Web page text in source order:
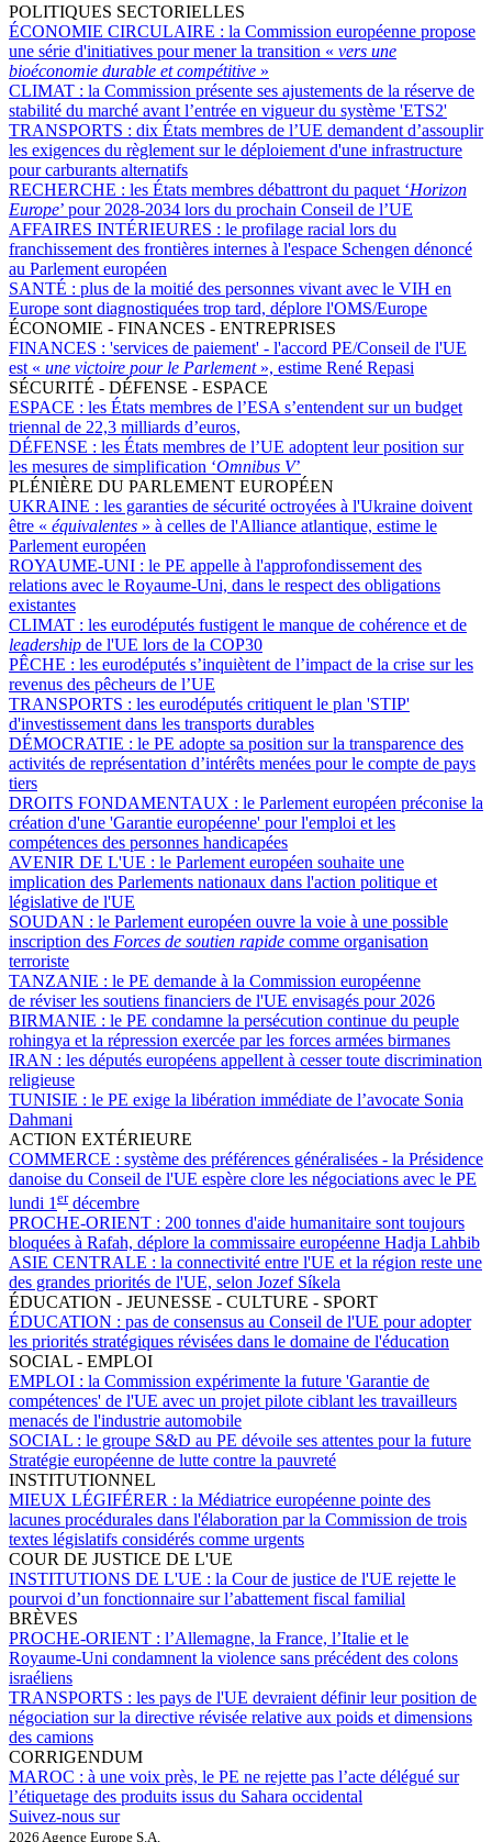
POLITIQUES SECTORIELLES
ÉCONOMIE CIRCULAIRE : la Commission européenne propose
une série d'initiatives pour mener la transition « vers une
bioéconomie durable et compétitive »
CLIMAT : la Commission présente ses ajustements de la réserve de
stabilité du marché avant l’entrée en vigueur du système 'ETS2'
TRANSPORTS : dix États membres de l’UE demandent d’assouplir
les exigences du règlement sur le déploiement d'une infrastructure
pour carburants alternatifs
RECHERCHE : les États membres débattront du paquet ‘Horizon
Europe’ pour 2028-2034 lors du prochain Conseil de l’UE
AFFAIRES INTÉRIEURES : le profilage racial lors du
franchissement des frontières internes à l'espace Schengen dénoncé
au Parlement européen
SANTÉ : plus de la moitié des personnes vivant avec le VIH en
Europe sont diagnostiquées trop tard, déplore l'OMS/Europe
ÉCONOMIE - FINANCES - ENTREPRISES
FINANCES : 'services de paiement' - l'accord PE/Conseil de l'UE
est « une victoire pour le Parlement», estime René Repasi
SÉCURITÉ - DÉFENSE - ESPACE
ESPACE : les États membres de l’ESA s’entendent sur un budget
triennal de 22,3 milliards d’euros,
DÉFENSE : les États membres de l’UE adoptent leur position sur
les mesures de simplification ‘Omnibus V’
PLÉNIÈRE DU PARLEMENT EUROPÉEN
UKRAINE : les garanties de sécurité octroyées à l'Ukraine doivent
être « équivalentes » à celles de l'Alliance atlantique, estime le
Parlement européen
ROYAUME-UNI : le PE appelle à l'approfondissement des
relations avec le Royaume-Uni, dans le respect des obligations
existantes
CLIMAT : les eurodéputés fustigent le manque de cohérence et de
leadership de l'UE lors de la COP30
PÊCHE : les eurodéputés s’inquiètent de l’impact de la crise sur les
revenus des pêcheurs de l’UE
TRANSPORTS : les eurodéputés critiquent le plan 'STIP'
d'investissement dans les transports durables
DÉMOCRATIE : le PE adopte sa position sur la transparence des
activités de représentation d’intérêts menées pour le compte de pays
tiers
DROITS FONDAMENTAUX : le Parlement européen préconise la
création d'une 'Garantie européenne' pour l'emploi et les
compétences des personnes handicapées
AVENIR DE L'UE : le Parlement européen souhaite une
implication des Parlements nationaux dans l'action politique et
législative de l'UE
SOUDAN : le Parlement européen ouvre la voie à une possible
inscription des Forces de soutien rapide comme organisation
terroriste
TANZANIE : le PE demande à la Commission européenne
de réviser les soutiens financiers de l'UE envisagés pour 2026
BIRMANIE : le PE condamne la persécution continue du peuple
rohingya et la répression exercée par les forces armées birmanes
IRAN : les députés européens appellent à cesser toute discrimination
religieuse
TUNISIE : le PE exige la libération immédiate de l’avocate Sonia
Dahmani
ACTION EXTÉRIEURE
COMMERCE : système des préférences généralisées - la Présidence
danoise du Conseil de l'UE espère clore les négociations avec le PE
lundi 1 erdécembre
PROCHE-ORIENT : 200 tonnes d'aide humanitaire sont toujours
bloquées à Rafah, déplore la commissaire européenne Hadja Lahbib
ASIE CENTRALE : la connectivité entre l'UE et la région reste une
des grandes priorités de l'UE, selon Jozef Síkela
ÉDUCATION - JEUNESSE - CULTURE - SPORT
ÉDUCATION : pas de consensus au Conseil de l'UE pour adopter
les priorités stratégiques révisées dans le domaine de l'éducation
SOCIAL - EMPLOI
EMPLOI : la Commission expérimente la future 'Garantie de
compétences' de l'UE avec un projet pilote ciblant les travailleurs
menacés de l'industrie automobile
SOCIAL : le groupe S&D au PE dévoile ses attentes pour la future
Stratégie européenne de lutte contre la pauvreté
INSTITUTIONNEL
MIEUX LÉGIFÉRER : la Médiatrice européenne pointe des
lacunes procédurales dans l'élaboration par la Commission de trois
textes législatifs considérés comme urgents
COUR DE JUSTICE DE L'UE
INSTITUTIONS DE L'UE : la Cour de justice de l'UE rejette le
pourvoi d’un fonctionnaire sur l’abattement fiscal familial
BRÈVES
PROCHE-ORIENT : l’Allemagne, la France, l’Italie et le
Royaume-Uni condamnent la violence sans précédent des colons
israéliens
TRANSPORTS : les pays de l'UE devraient définir leur position de
négociation sur la directive révisée relative aux poids et dimensions
des camions
CORRIGENDUM
MAROC : à une voix près, le PE ne rejette pas l’acte délégué sur
l’étiquetage des produits issus du Sahara occidental
Suivez-nous sur
2026 Agence Europe S.A.